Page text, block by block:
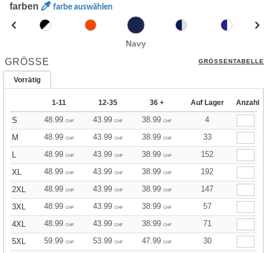
farben farbe auswählen
Navy
GRÖSSE GRÖSSENTABELLE
Vorrätig
1-11 12-35 36 + Auf Lager Anzahl
S 48.99 CHF 43.99 CHF 38.99 CHF
4
M
48.99 CHF 43.99 CHF 38.99 CHF
33
L
48.99 CHF 43.99 CHF 38.99 CHF
152
XL
48.99 CHF 43.99 CHF 38.99 CHF
192
2XL
48.99 CHF 43.99 CHF 38.99 CHF
147
3XL
48.99 CHF 43.99 CHF 38.99 CHF
57
4XL
48.99 CHF 43.99 CHF 38.99 CHF
71
5XL
59.99 CHF 53.99 CHF 47.99 CHF
30